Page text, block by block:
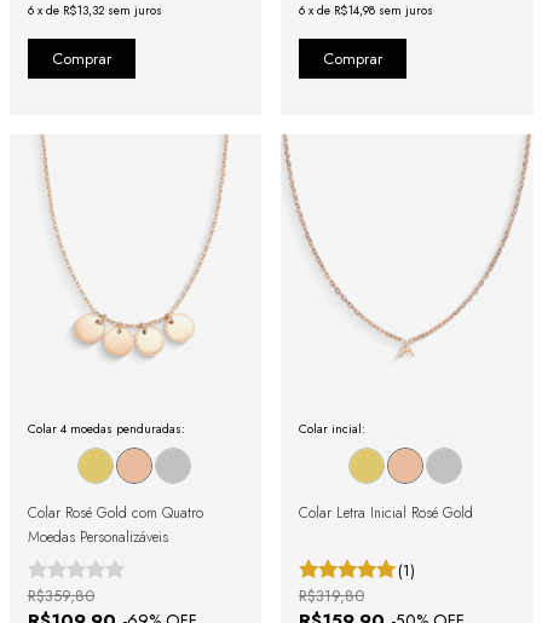
6 x de R$13,32 sem juros 6 x de R$14,98 sem juros
Colar 4 moedas penduradas:
Colar Rosé Gold com Quatro
Moedas Personalizáveis
R$359,80
Colar incial:
Colar Letra Inicial Rosé Gold
(1)
R$319,80